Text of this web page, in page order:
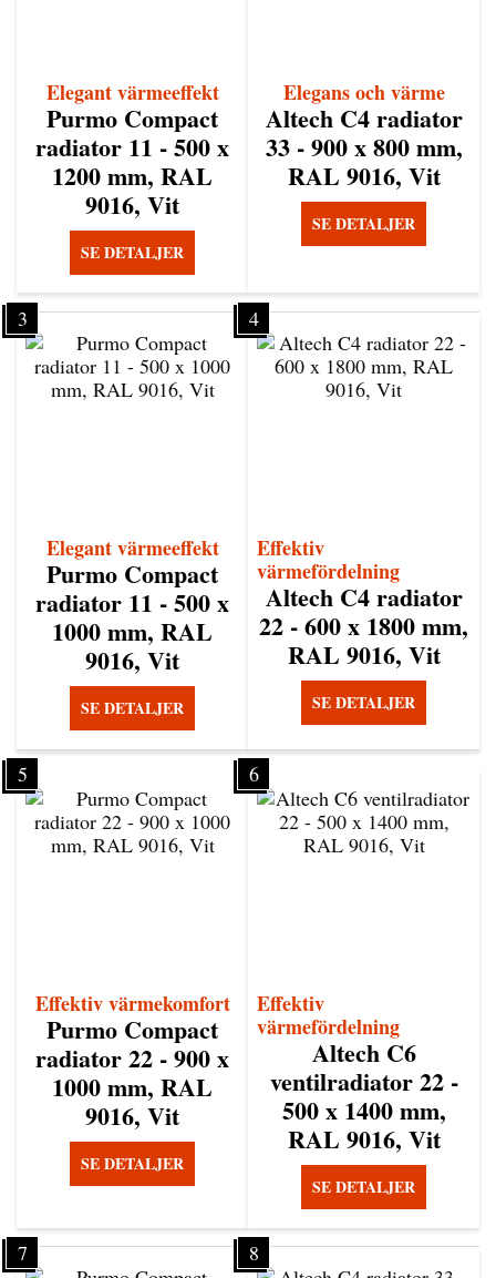
Elegant värmeeffekt
Purmo Compact
radiator 11 - 500 x
1200 mm, RAL
9016, Vit
SE DETALJER
Elegans och värme
Altech C4 radiator
33 - 900 x 800 mm,
RAL 9016, Vit
SE DETALJER
3
Elegant värmeeffekt
Purmo Compact
radiator 11 - 500 x
1000 mm, RAL
9016, Vit
SE DETALJER
4
Effektiv
värmefördelning
Altech C4 radiator
22 - 600 x 1800 mm,
RAL 9016, Vit
SE DETALJER
5
Effektiv värmekomfort
Purmo Compact
radiator 22 - 900 x
1000 mm, RAL
9016, Vit
SE DETALJER
6
Effektiv
värmefördelning
Altech C6
ventilradiator 22 -
500 x 1400 mm,
RAL 9016, Vit
SE DETALJER
7 8